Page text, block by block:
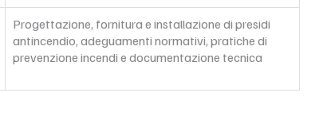
Progettazione, fornitura e installazione di presidi
antincendio, adeguamenti normativi, pratiche di
prevenzione incendi e documentazione tecnica